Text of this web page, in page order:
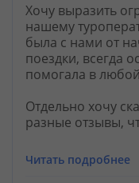
Хочу выразить
нашему
была с нами от
поездки, всегда
помогала в
Отдельно хочу
разные отзывы,
Читать подробнее